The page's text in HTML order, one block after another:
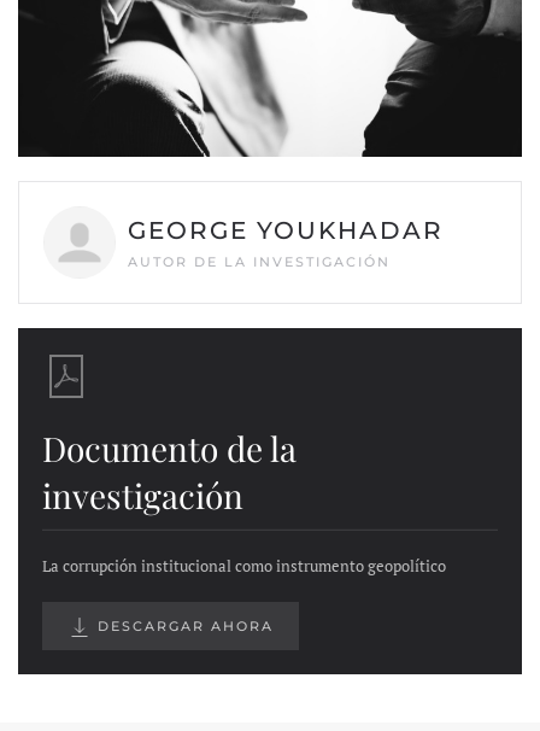
GEORGE YOUKHADAR
AUTOR DE LA INVESTIGACIÓN
Documento de la
investigación
La corrupción institucional como instrumento geopolítico
DESCARGAR AHORA